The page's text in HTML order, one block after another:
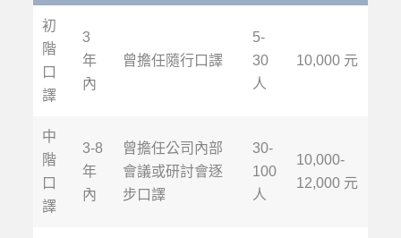
初
階
口
譯
3
年
內
曾擔任隨行口譯
5-
30
人
10,000 元
中
階
口
譯
3-8
年
內
曾擔任公司內部
會議或研討會逐
步口譯
30-
100
人
10,000-
12,000 元